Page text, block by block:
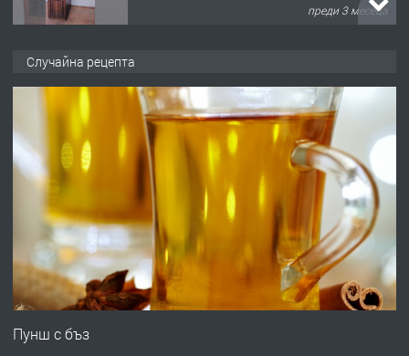
преди 10 месеца
преди 1 година
ПРЕДЛАГА
Професионална зеленчукорезачка
за заведения и дома
преди 1 година
ПРЕДЛАГА Дава под наем Асеновград
Случайна рецепта
Пунш с бъз